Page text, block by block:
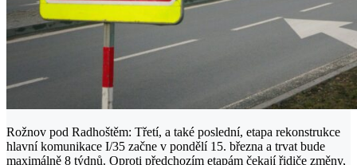
Rožnov pod Radhoštěm: Třetí, a také poslední, etapa rekonstrukce
hlavní komunikace I/35 začne v pondělí 15. března a trvat bude
maximálně 8 týdnů. Oproti předchozím etapám čekají řidiče změny,